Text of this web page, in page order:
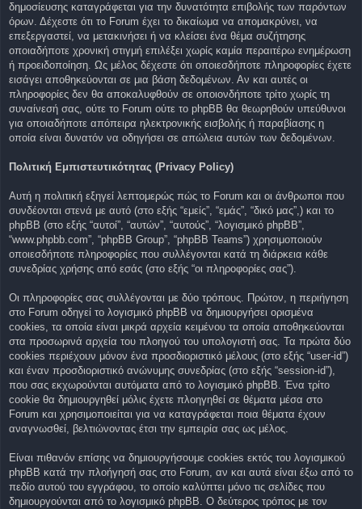
δημοσίευσης καταγράφεται για την δυνατότητα επιβολής των παρόντων
όρων. Δέχεστε ότι το Forum έχει το δικαίωμα να απομακρύνει, να
επεξεργαστεί, να μετακινήσει ή να κλείσει ένα θέμα συζήτησης
οποιαδήποτε χρονική στιγμή επιλέξει χωρίς καμία περαιτέρω ενημέρωση
ή προειδοποίηση. Ως μέλος δέχεστε ότι οποιεσδήποτε πληροφορίες έχετε
εισάγει αποθηκεύονται σε μια βάση δεδομένων. Αν και αυτές οι
πληροφορίες δεν θα αποκαλυφθούν σε οποιονδήποτε τρίτο χωρίς τη
συναίνεσή σας, ούτε το Forum ούτε το phpBB θα θεωρηθούν υπεύθυνοι
για οποιαδήποτε απόπειρα ηλεκτρονικής εισβολής ή παραβίασης η
οποία είναι δυνατόν να οδηγήσει σε απώλεια αυτών των δεδομένων.
Πολιτική Εμπιστευτικότητας (Privacy Policy)
Αυτή η πολιτική εξηγεί λεπτομερώς πώς το Forum και οι άνθρωποι που
συνδέονται στενά με αυτό (στο εξής “εμείς”, “εμάς”, “δικό μας”,) και το
phpBB (στο εξής “αυτοί”, “αυτών”, “αυτούς”, “λογισμικό phpBB”,
“www.phpbb.com”, “phpBB Group”, “phpBB Teams”) χρησιμοποιούν
οποιεσδήποτε πληροφορίες που συλλέγονται κατά τη διάρκεια κάθε
συνεδρίας χρήσης από εσάς (στο εξής “οι πληροφορίες σας”).
Οι πληροφορίες σας συλλέγονται με δύο τρόπους. Πρώτον, η περιήγηση
στο Forum οδηγεί το λογισμικό phpBB να δημιουργήσει ορισμένα
cookies, τα οποία είναι μικρά αρχεία κειμένου τα οποία αποθηκεύονται
στα προσωρινά αρχεία του πλοηγού του υπολογιστή σας. Τα πρώτα δύο
cookies περιέχουν μόνον ένα προσδιοριστικό μέλους (στο εξής “user-id”)
και έναν προσδιοριστικό ανώνυμης συνεδρίας (στο εξής “session-id”),
που σας εκχωρούνται αυτόματα από το λογισμικό phpBB. Ένα τρίτο
cookie θα δημιουργηθεί μόλις έχετε πλοηγηθεί σε θέματα μέσα στο
Forum και χρησιμοποιείται για να καταγράφεται ποια θέματα έχουν
αναγνωσθεί, βελτιώνοντας έτσι την εμπειρία σας ως μέλος.
Είναι πιθανόν επίσης να δημιουργήσουμε cookies εκτός του λογισμικού
phpBB κατά την πλοήγησή σας στο Forum, αν και αυτά είναι έξω από το
πεδίο αυτού του εγγράφου, το οποίο καλύπτει μόνο τις σελίδες που
δημιουργούνται από το λογισμικό phpBB. Ο δεύτερος τρόπος με τον